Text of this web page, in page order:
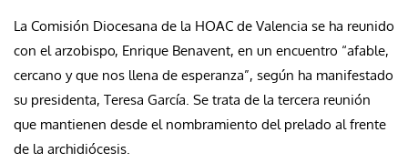
La Comisión Diocesana de la HOAC de Valencia se ha reunido
con el arzobispo, Enrique Benavent, en un encuentro “afable,
cercano y que nos llena de esperanza”, según ha manifestado
su presidenta, Teresa García. Se trata de la tercera reunión
que mantienen desde el nombramiento del prelado al frente
de la archidiócesis.